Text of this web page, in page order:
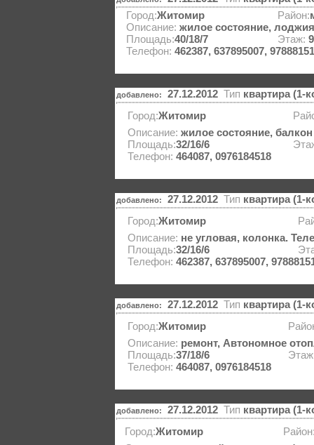
Город:Житомир Район:
Описание: жилое состояние, лоджия
Площадь:40/18/7 Этаж:
Телефон: 462387, 637895007,
добавлено: 27.12.2012 Тип квартира (1-
Город:Житомир
Описание: жилое состояние, балкон
Площадь:32/16/6
Телефон: 464087, 0976184518
добавлено: 27.12.2012 Тип квартира (1-
Город:Житомир
Описание: не угловая, колонка.
Площадь:32/16/6
Телефон: 462387, 637895007,
добавлено: 27.12.2012 Тип квартира (1-
Город:Житомир
Описание: ремонт, Автономное
Площадь:37/18/6
Телефон: 464087, 0976184518
добавлено: 27.12.2012 Тип квартира (1-
Город:Житомир